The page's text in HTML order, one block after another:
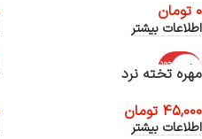
0 تومان
اطلاعات بیشتر
اتمام موجود
ی
مهره تخته نرد
45,000 تومان
اطلاعات بیشتر